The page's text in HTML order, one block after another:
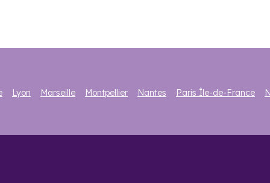
Lyon Marseille Montpellier Nantes Paris Île-de-France